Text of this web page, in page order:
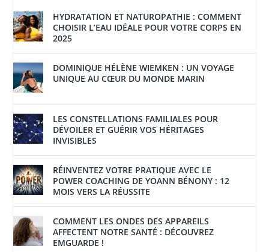
HYDRATATION ET NATUROPATHIE : COMMENT
CHOISIR L’EAU IDÉALE POUR VOTRE CORPS EN
2025
DOMINIQUE HÉLÈNE WIEMKEN : UN VOYAGE
UNIQUE AU CŒUR DU MONDE MARIN
LES CONSTELLATIONS FAMILIALES POUR
DÉVOILER ET GUÉRIR VOS HÉRITAGES
INVISIBLES
RÉINVENTEZ VOTRE PRATIQUE AVEC LE
POWER COACHING DE YOANN BÉNONY : 12
MOIS VERS LA RÉUSSITE
COMMENT LES ONDES DES APPAREILS
AFFECTENT NOTRE SANTÉ : DÉCOUVREZ
EMGUARDE !